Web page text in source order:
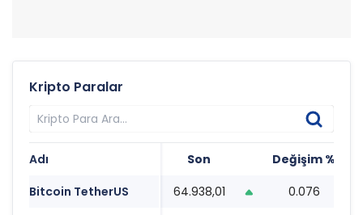
Kripto Paralar
Adı Son Değişim %
Bitcoin TetherUS
64.938,01 0.076